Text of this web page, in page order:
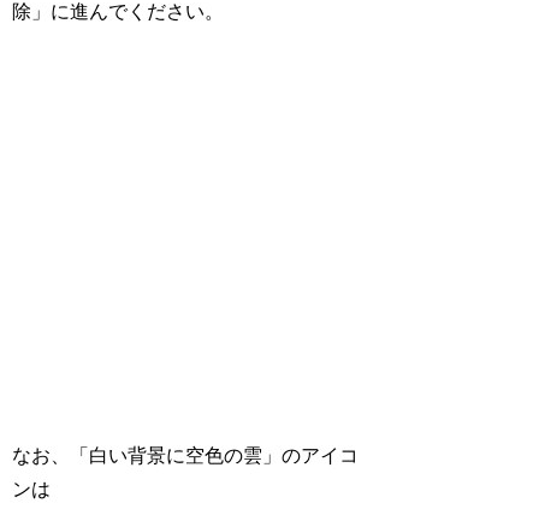
除」に進んでください。
なお、「白い背景に空色の雲」のアイコ
ンは